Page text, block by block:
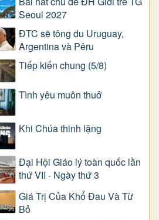
Seoul 2027
ĐTC sẽ tông du Uruguay,
Argentina và Pêru
Tiếp kiến chung (5/8)
Tình yêu muôn thuở
Khi Chúa thinh lặng
Đại Hội Giáo lý toàn quốc lần
thứ VII - Ngày thứ 3
Giá Trị Của Khổ Ðau Và Từ
Bỏ